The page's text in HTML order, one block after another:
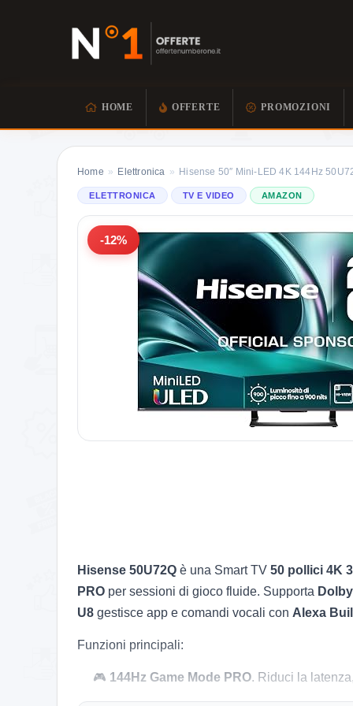
HOME OFFERTE PROMOZIONI
Home » Elettronica » Hisense 50″ Mini‑LED 4K 144Hz
ELETTRONICA TV E VIDEO AMAZON
-12%
Hisense 50U72Q è una Smart TV 50 pollici 4K
PRO per sessioni di gioco fluide. Supporta
U8 gestisce app e comandi vocali con Alexa
Funzioni principali:
🎮 144Hz Game Mode PRO. Riduci la